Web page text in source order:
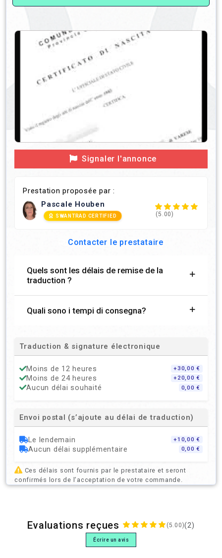
Signaler l'annonce
Prestation proposée par :
Pascale Houben
SWANTRAD CERTIFIED (5.00)
Contacter le prestataire
Quels sont les délais de remise de la
traduction ?
Quali sono i tempi di consegna?
Traduction & signature électronique
Moins de 12 heures +30,00 €
Moins de 24 heures +20,00 €
Aucun délai souhaité 0,00 €
Envoi postal (s’ajoute au délai de traduction)
Le lendemain +10,00 €
Aucun délai supplémentaire 0,00 €
Ces délais sont fournis par le prestataire et seront
confirmés lors de l’acceptation de votre commande.
Evaluations reçues (5.00)(2)
Écrire un avis